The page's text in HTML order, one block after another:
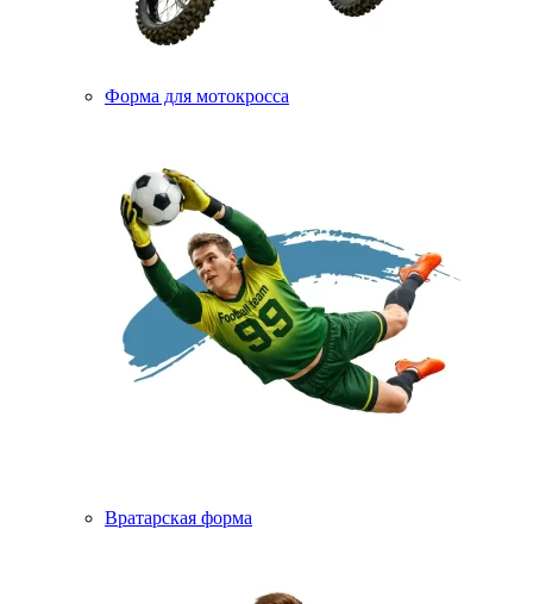
Форма для мотокросса
Вратарская форма